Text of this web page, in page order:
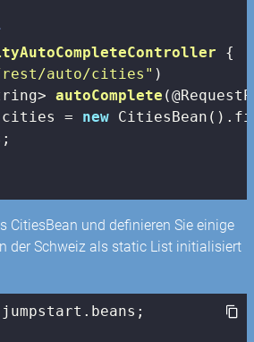
{
auto/cities" )
autoComplete
=
new
CitiesBean und definieren Sie einige
der Schweiz als static List initialisiert